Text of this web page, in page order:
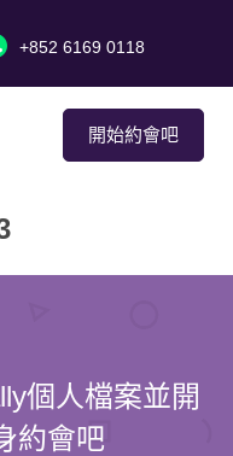
+852 6169 0118
開始約會吧
個人檔案並開
約會吧